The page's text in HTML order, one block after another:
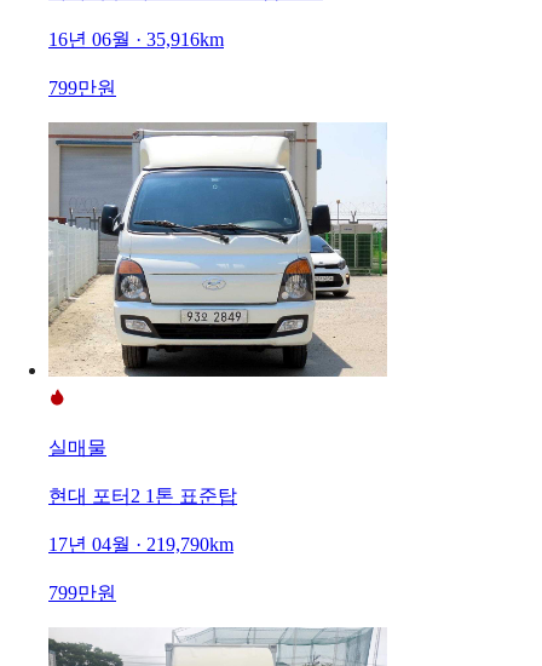
16년 06월 · 35,916km
799만원
실매물
현대 포터2 1톤 표준탑
17년 04월 · 219,790km
799만원